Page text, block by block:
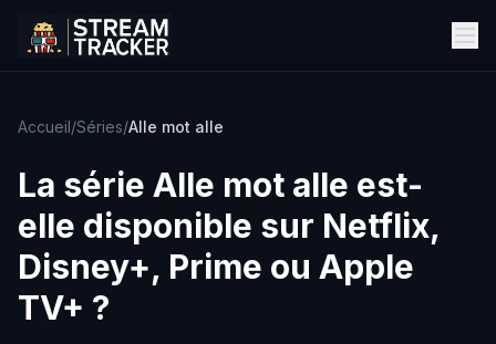
Accueil/Séries/Alle mot alle
La série Alle mot alle est-
elle disponible sur Netflix,
Disney+, Prime ou Apple
TV+ ?